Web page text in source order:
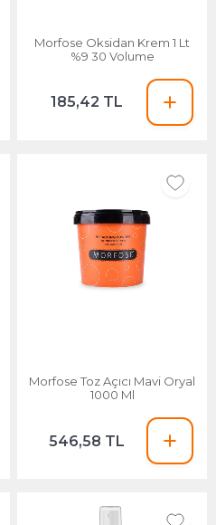
Morfose Oksidan Krem 1 Lt
%9 30 Volume
185,42 TL
Morfose Toz Açıcı Mavi Oryal
1000 Ml
546,58 TL